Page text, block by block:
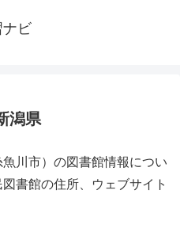
ナビ
潟県
川市）の図書館情報につい
書館の住所、ウェブサイト